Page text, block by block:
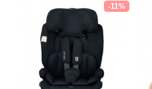
-11%